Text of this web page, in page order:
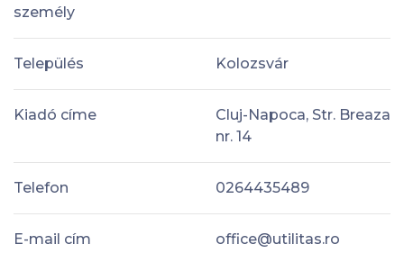
személy
Település Kolozsvár
Kiadó címe
Cluj-Napoca, Str. Breaza
nr. 14
Telefon 0264435489
E-mail cím office@utilitas.ro